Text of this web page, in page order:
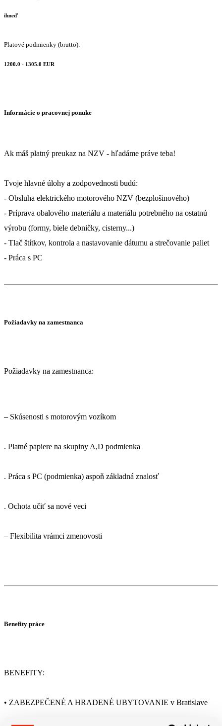
ihneď
Platové podmienky (brutto):
1200.0 - 1305.0 EUR
Informácie o pracovnej ponuke
Ak máš platný preukaz na NZV - hľadáme práve teba!
Tvoje hlavné úlohy a zodpovednosti budú:
- Obsluha elektrického motorového NZV (bezplošinového)
- Príprava obalového materiálu a materiálu potrebného na ostatnú
výrobu (formy, biele debničky, cisterny...)
- Tlač štítkov, kontrola a nastavovanie dátumu a strečovanie paliet
- Práca s PC
Požiadavky na zamestnanca
Požiadavky na zamestnanca:
– Skúsenosti s motorovým vozíkom
. Platné papiere na skupiny A,D podmienka
. Práca s PC (podmienka) aspoň základná znalosť
. Ochota učiť sa nové veci
– Flexibilita vrámci zmenovosti
Benefity práce
BENEFITY:
• ZABEZPEČENÉ A HRADENÉ UBYTOVANIE v Bratislave